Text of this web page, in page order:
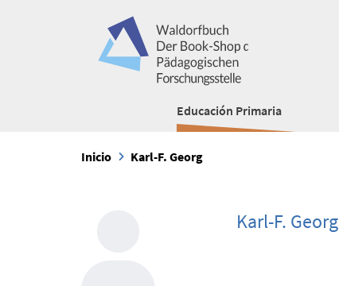
Educación Primaria
Inicio Karl-F. Georg
Karl-F. Georg